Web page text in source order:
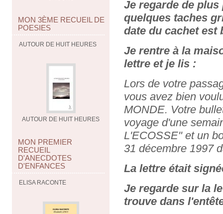
MON 3ÈME RECUEIL DE
POESIES
AUTOUR DE HUIT HEURES
AUTOUR DE HUIT HEURES
MON PREMIER
RECUEIL
D'ANECDOTES
D'ENFANCES
ELISA RACONTE
Je regarde de
quelques taches
date du cachet est
Je rentre à la
lettre et je lis :
Lors de votre
vous avez bien
MONDE. Votre
voyage d'une
L'ECOSSE" et un
31 décembre 1997
La lettre était
Je regarde sur la
trouve dans